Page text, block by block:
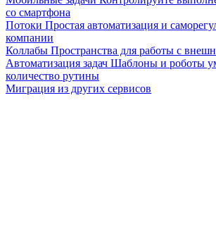
со смартфона
Потоки Простая автоматизация и
компании
Коллабы Пространства для работы с
Автоматизация задач Шаблоны и роботы
количество рутины
Миграция из других сервисов